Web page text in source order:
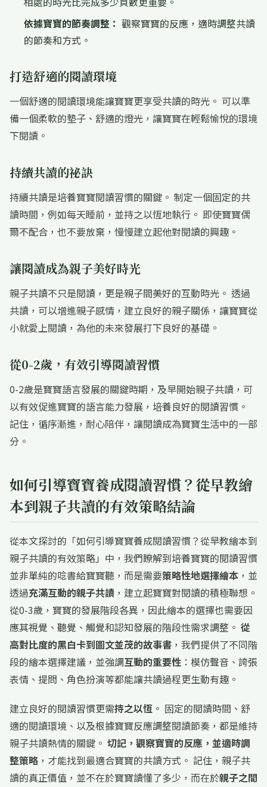
依據寶寶的節奏調整： 觀察寶寶的反應，適時調整共讀
的節奏和方式。
打造舒適的閱讀環境
一個舒適的閱讀環境能讓寶寶更享受共讀的時光。 可以準
備一個柔軟的墊子、舒適的燈光，讓寶寶在輕鬆愉悅的環境
下閱讀。
持續共讀的祕訣
持續共讀是培養寶寶閱讀習慣的關鍵。 制定一個固定的共
讀時間，例如每天睡前，並持之以恆地執行。 即使寶寶偶
爾不配合，也不要放棄，慢慢建立起他對閱讀的興趣。
讓閱讀成為親子美好時光
親子共讀不只是閱讀，更是親子間美好的互動時光。 透過
共讀，可以增進親子感情，建立良好的親子關係，讓寶寶從
小就愛上閱讀，為他的未來發展打下良好的基礎。
從0-2歲，有效引導閱讀習慣
0-2歲是寶寶語言發展的關鍵時期，及早開始親子共讀，可
以有效促進寶寶的語言能力發展，培養良好的閱讀習慣。
記住，循序漸進，耐心陪伴，讓閱讀成為寶寶生活中的一部
分。
如何引導寶寶養成閱讀習慣？從早教繪
本到親子共讀的有效策略結論
從本文探討的「如何引導寶寶養成閱讀習慣？從早教繪本到
親子共讀的有效策略」中，我們瞭解到培養寶寶的閱讀習慣
並非單純的唸書給寶寶聽，而是需要策略性地選擇繪本 ，並
透過充滿互動的親子共讀 ，建立起寶寶對閱讀的積極聯想。
從0-3歲，寶寶的發展階段各異，因此繪本的選擇也需要因
應其視覺、聽覺、觸覺和認知發展的階段性需求調整。 從
高對比度的黑白卡到圖文並茂的故事書 ，我們提供了不同階
段的繪本選擇建議，並強調互動的重要性 ：模仿聲音、誇張
表情、提問、角色扮演等都能讓共讀過程更生動有趣。
建立良好的閱讀習慣更需持之以恆 。 固定的閱讀時間、舒
適的閱讀環境、以及根據寶寶反應調整閱讀節奏，都是維持
親子共讀熱情的關鍵。 切記，觀察寶寶的反應，並適時調
整策略 ，才能找到最適合寶寶的共讀方式。 記住，親子共
讀的真正價值，並不在於寶寶讀懂了多少，而在於親子之間